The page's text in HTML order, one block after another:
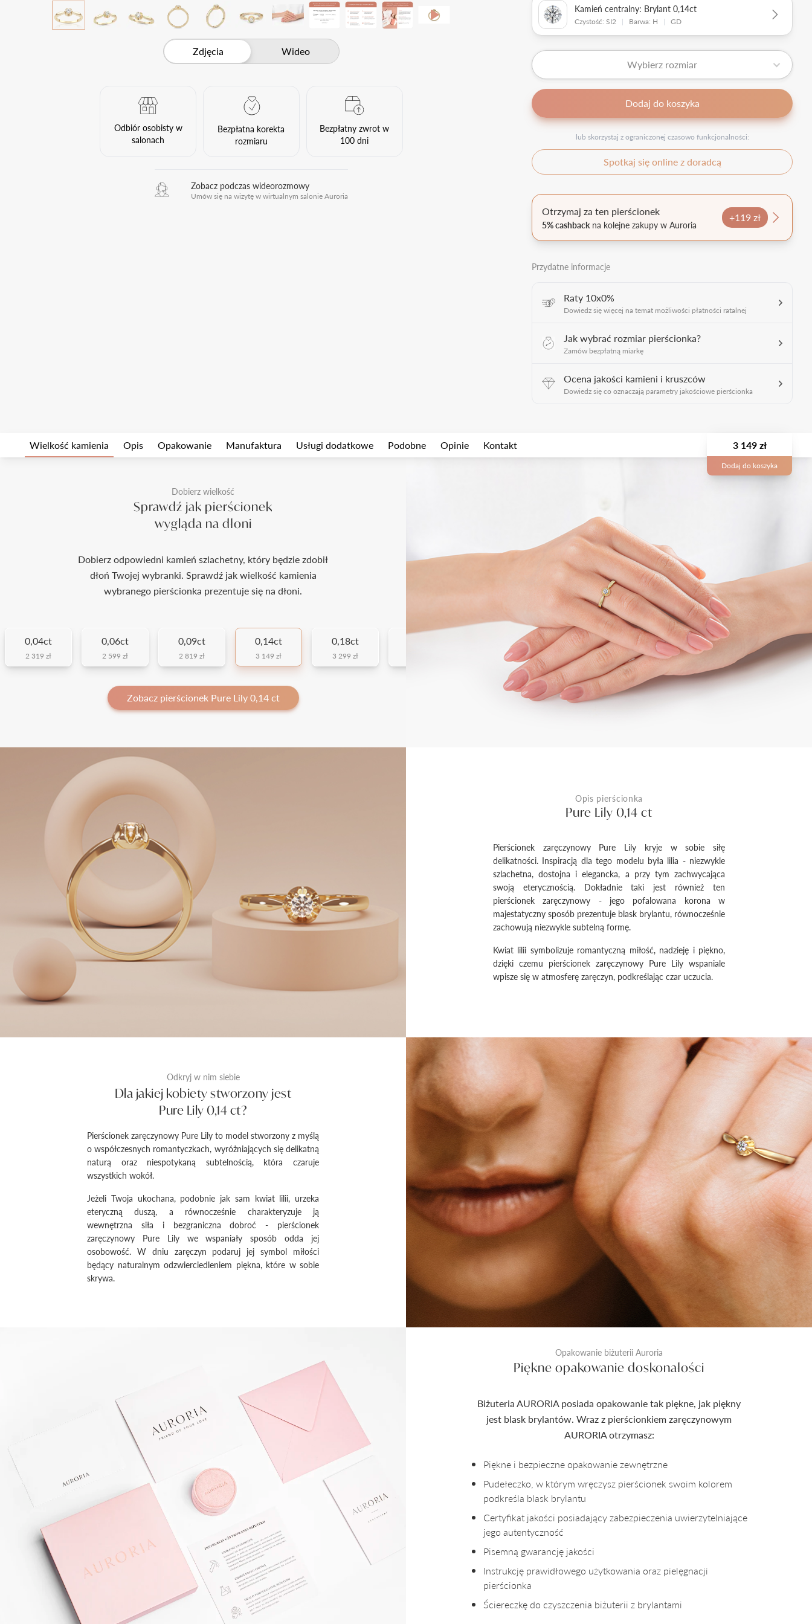
Zdjęcia Wideo
Odbiór osobisty w
salonach
Bezpłatna korekta
rozmiaru
Bezpłatny zwrot w
100 dni
Zobacz podczas wideorozmowy
Umów się na wizytę w wirtualnym salonie Auroria
Kamień centralny: Brylant 0,14ct
Czystość: SI2 | Barwa: H | GD
Wybierz rozmiar
Dodaj do koszyka
lub skorzystaj z ograniczonej czasowo funkcjonalności:
Spotkaj się online z doradcą
Otrzymaj za ten pierścionek
5% cashback na kolejne zakupy w Auroria
+119 zł
Przydatne informacje
Raty 10x0%
Dowiedz się więcej na temat możliwości płatności ratalnej
Jak wybrać rozmiar pierścionka?
Zamów bezpłatną miarkę
Ocena jakości kamieni i kruszców
Dowiedz się co oznaczają parametry jakościowe pierścionka
Wielkość kamienia Opis Opakowanie Manufaktura Usługi dodatkowe Podobne Opinie Kontakt 3 149 zł
Dodaj do koszyka
Dobierz wielkość
Sprawdź jak pierścionek
wygląda na dłoni
Dobierz odpowiedni kamień szlachetny, który będzie zdobił
dłoń Twojej wybranki. Sprawdź jak wielkość kamienia
wybranego pierścionka prezentuje się na dłoni.
0,04ct
2 319 zł
0,06ct
2 599 zł
0,09ct
2 819 zł
0,14ct
3 149 zł
0,18ct
3 299 zł
Zobacz pierścionek Pure Lily 0,14 ct
Opis pierścionka
Pure Lily 0,14 ct
Pierścionek zaręczynowy Pure Lily kryje w sobie siłę
delikatności. Inspiracją dla tego modelu była lilia - niezwykle
szlachetna, dostojna i elegancka, a przy tym zachwycająca
swoją eterycznością. Dokładnie taki jest również ten
pierścionek zaręczynowy - jego pofalowana korona w
majestatyczny sposób prezentuje blask brylantu, równocześnie
zachowują niezwykle subtelną formę.
Kwiat lilii symbolizuje romantyczną miłość, nadzieję i piękno,
dzięki czemu pierścionek zaręczynowy Pure Lily wspaniale
wpisze się w atmosferę zaręczyn, podkreślając czar uczucia.
Odkryj w nim siebie
Dla jakiej kobiety stworzony jest
Pure Lily 0,14 ct?
Pierścionek zaręczynowy Pure Lily to model stworzony z myślą
o współczesnych romantyczkach, wyróżniających się delikatną
naturą oraz niespotykaną subtelnością, która czaruje
wszystkich wokół.
Jeżeli Twoja ukochana, podobnie jak sam kwiat lilii, urzeka
eteryczną duszą, a równocześnie charakteryzuje ją
wewnętrzna siła i bezgraniczna dobroć - pierścionek
zaręczynowy Pure Lily we wspaniały sposób odda jej
osobowość. W dniu zaręczyn podaruj jej symbol miłości
będący naturalnym odzwierciedleniem piękna, które w sobie
skrywa.
Opakowanie biżuterii Auroria
Piękne opakowanie doskonałości
Biżuteria AURORIA posiada opakowanie tak piękne, jak piękny
jest blask brylantów. Wraz z pierścionkiem zaręczynowym
AURORIA otrzymasz:
Piękne i bezpieczne opakowanie zewnętrzne
Pudełeczko, w którym wręczysz pierścionek swoim kolorem
podkreśla blask brylantu
Certyfikat jakości posiadający zabezpieczenia uwierzytelniające
jego autentyczność
Pisemną gwarancję jakości
Instrukcję prawidłowego użytkowania oraz pielęgnacji
pierścionka
Ściereczkę do czyszczenia biżuterii z brylantami